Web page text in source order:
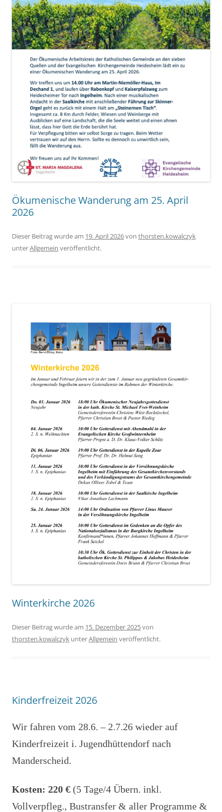
Ökumenische Wanderung am 25. April
2026
Dieser Beitrag wurde am 19. April 2026von thorsten.kowalczyk
unterAllgemein veröffentlicht.
Winterkirche 2026
Dieser Beitrag wurde am 15. Dezember 2025von
thorsten.kowalczyk unterAllgemein veröffentlicht.
Kinderfreizeit 2026
Wir fahren vom 28.6. – 2.7.26 wieder auf
Kinderfreizeit i. Jugendhüttendorf nach
Manderscheid.
Kosten: 220 € (5 Tage/4 Übern. inkl.
Vollverpfleg., Bustransfer & aller Programme &